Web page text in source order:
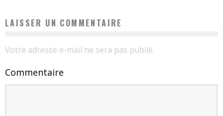
LAISSER UN COMMENTAIRE
Votre adresse e-mail ne sera pas publié.
Commentaire